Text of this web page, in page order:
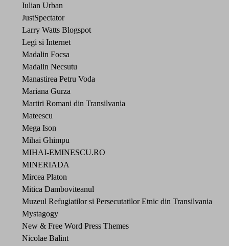
Iulian Urban
JustSpectator
Larry Watts Blogspot
Legi si Internet
Madalin Focsa
Madalin Necsutu
Manastirea Petru Voda
Mariana Gurza
Martiri Romani din Transilvania
Mateescu
Mega Ison
Mihai Ghimpu
MIHAI-EMINESCU.RO
MINERIADA
Mircea Platon
Mitica Damboviteanul
Muzeul Refugiatilor si Persecutatilor Etnic din Transilvania
Mystagogy
New & Free Word Press Themes
Nicolae Balint